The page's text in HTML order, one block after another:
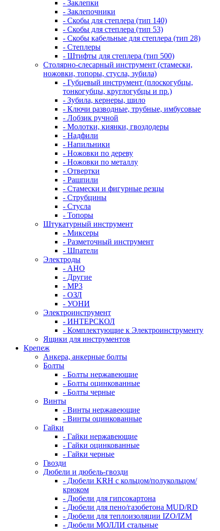
- Заклепки
- Заклепочники
- Скобы для степлера (тип 140)
- Скобы для степлера (тип 53)
- Скобы кабельные для степлера (тип 28)
- Степлеры
- Штифты для степлера (тип 500)
Столярно-слесарный инструмент (стамески,
ножовки, топоры, стусла, зубила)
- Губцевый инструмент (плоскогубцы,
тонкогубцы, круглогубцы и пр.)
- Зубила, кернеры, шило
- Ключи разводные, трубные, имбусовые
- Лобзик ручной
- Молотки, киянки, гвоздодеры
- Надфили
- Напильники
- Ножовки по дереву
- Ножовки по металлу
- Отвертки
- Рашпили
- Стамески и фигурные резцы
- Струбцины
- Стусла
- Топоры
Штукатурный инструмент
- Миксеры
- Разметочный инструмент
- Шпатели
Электроды
- АНО
- Другие
- МР3
- ОЗЛ
- УОНИ
Электроинструмент
- ИНТЕРСКОЛ
- Комплектующие к Электроинструменту
Ящики для инструментов
Крепеж
Анкера, анкерные болты
Болты
- Болты нержавеющие
- Болты оцинкованные
- Болты черные
Винты
- Винты нержавеющие
- Винты оцинкованные
Гайки
- Гайки нержавеющие
- Гайки оцинкованные
- Гайки черные
Гвозди
Дюбели и дюбель-гвозди
- Дюбели KRH с кольцом/полукольцом/
крюком
- Дюбели для гипсокартона
- Дюбели для пено/газобетона MUD/RD
- Дюбели для теплоизоляции IZO/IZM
- Дюбели МОЛЛИ стальные